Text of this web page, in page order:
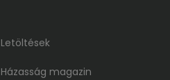
Letöltések
Házasság magazin